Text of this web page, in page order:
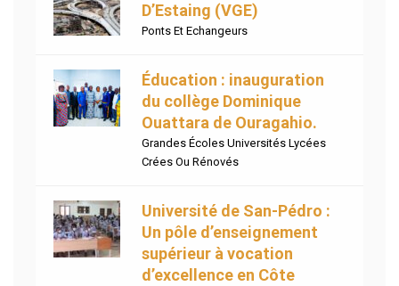
D’Estaing (VGE)
Ponts Et Echangeurs
Éducation : inauguration
du collège Dominique
Ouattara de Ouragahio.
Grandes Écoles Universités Lycées
Crées Ou Rénovés
Université de San-Pédro :
Un pôle d’enseignement
supérieur à vocation
d’excellence en Côte